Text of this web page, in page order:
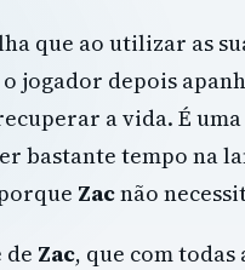
que ao utilizar as
jogador depois
a vida. É
bastante tempo na
Zacnão
de Zac, que com todas